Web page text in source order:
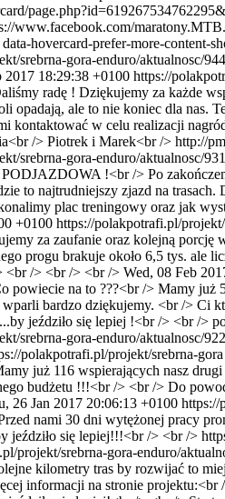
hovercard-prefer-more-
srebrna-gora-enduro/aktualnosc/
2017 18:29:38 +0100 https://
radę ! Dziękujemy za każde
ale to nie koniec dla nas.
w celu realizacji
/> Piotrek i Marek<br /> http://
srebrna-gora-enduro/aktualnosc/
!<br /> Po
to najtrudniejszy zjazd na
plac treningowy oraz jak
+0100 https://polakpotrafi.pl/
za zaufanie oraz kolejną porcję
progu brakuje około 6,5 tys. ale
<br /> <br /> <br /> Wed, 08 Feb
powiecie na to ???<br /> Mamy już
bardzo dziękujemy. <br /> Ci
jeździło się lepiej !<br /> <br />
srebrna-gora-enduro/aktualnosc/
polakpotrafi.pl/projekt/srebrna-gora
już 116 wspierających nasz
budżetu !!!<br /> <br /> Do
26 Jan 2017 20:06:13 +0100 https://
nami 30 dni wytężonej pracy
jeździło się lepiej!!!<br /> <br />
projekt/srebrna-gora-enduro/
kilometry tras by rozwijać to
informacji na stronie